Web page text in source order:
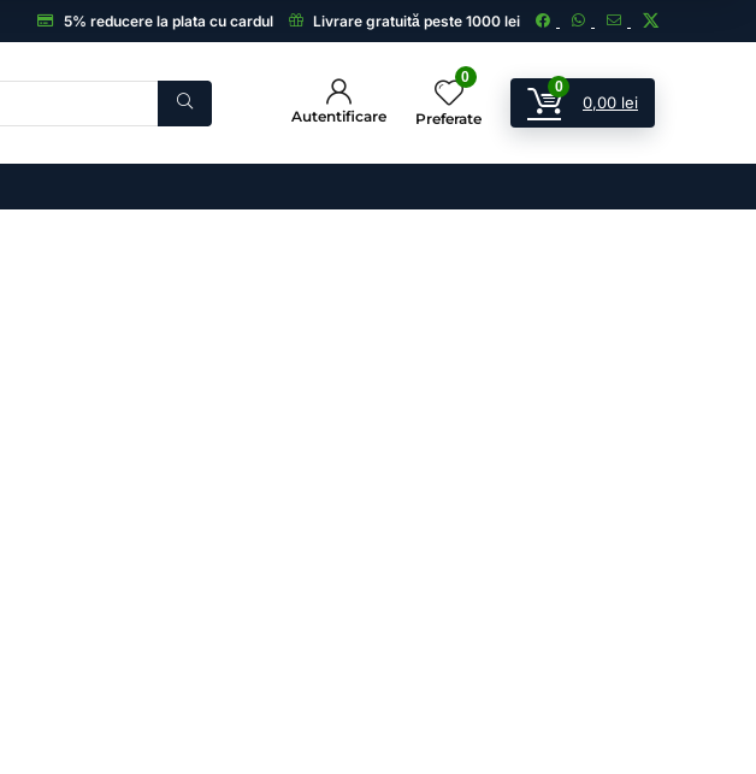
5% reducere la plata cu cardul Livrare gratuită peste 1000 lei
Autentificare
0
Preferate
0
0,00 lei
și accesorii